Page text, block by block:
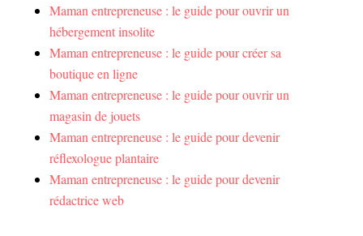
Maman entrepreneuse : le guide pour ouvrir un
hébergement insolite
Maman entrepreneuse : le guide pour créer sa
boutique en ligne
Maman entrepreneuse : le guide pour ouvrir un
magasin de jouets
Maman entrepreneuse : le guide pour devenir
réflexologue plantaire
Maman entrepreneuse : le guide pour devenir
rédactrice web